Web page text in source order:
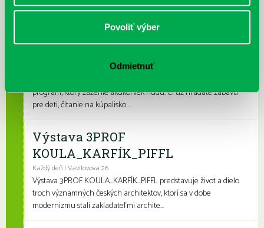
Povoliť výber
Odmietnuť
pobočkách si knihovní...
Leto v knižnici, knižné burzy aj
program, ktorý zaženie akúkoľvek nudu. Či už hľadáte zábavu
pre deti, čítanie na kúpalisko ...
Výstava 3PROF
KOULA_KARFÍK_PIFFL
Každý deň | Vavilovova 26
Výstava 3PROF KOULA_KARFÍK_PIFFL predstavuje život a dielo
troch významných českých architektov, ktorí sa v dobe
modernizmu stali zakladateľmi archite...